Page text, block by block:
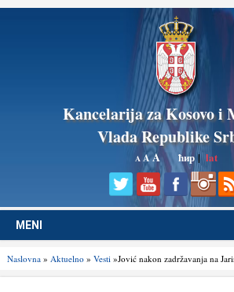
Kancelarija za Kosovo i
Vlada Republike
A AA ћир|lat
MENI
Naslovna» Aktuelno» Vesti»Jović nakon zadržavanja na